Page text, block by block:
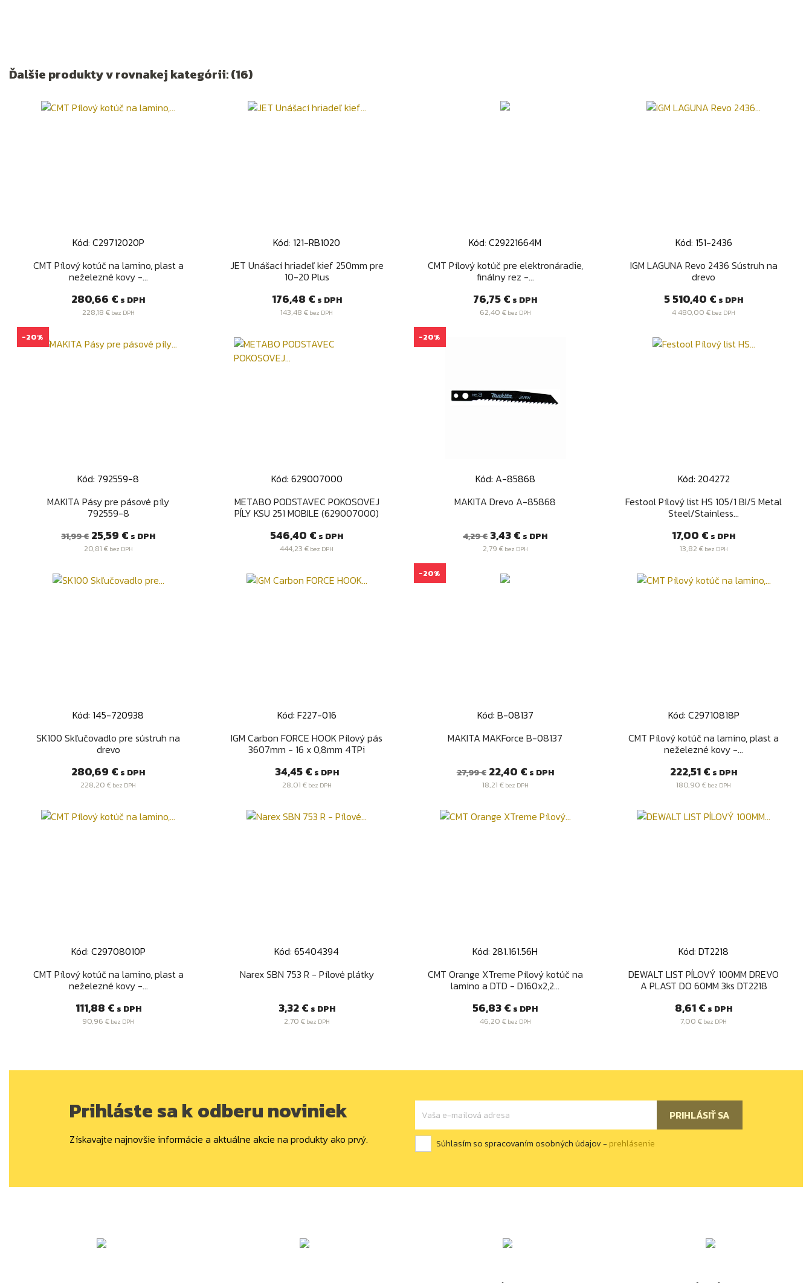
Ďalšie produkty v rovnakej kategórii: (16)
Kód: C29712020P
CMT Pílový kotúč na lamino, plast a
neželezné kovy -...
Cena
280,66 € s DPH
228,18 €bez DPH
Rýchly náhľad
Kód: 121-RB1020
JET Unášací hriadeľ kief 250mm pre
10-20 Plus
Cena
176,48 € s DPH
143,48 € bez DPH
Rýchly náhľad
Kód: C29221664M
CMT Pílový kotúč pre elektronáradie,
finálny rez -...
Cena
76,75 € s DPH
62,40 €bez DPH
Rýchly náhľad
Kód: 151-2436
IGM LAGUNA Revo 2436 Sústruh na
drevo
Cena
5 510,40 € s DPH
4 480,00 € bez DPH
Rýchly náhľad
Kód: 792559-8
MAKITA Pásy pre pásové píly
792559-8
Bežná
cena
31,99 € Cena
25,59 € s DPH
20,81 €bez DPH
-20%
Rýchly náhľad
Kód: 629007000
METABO PODSTAVEC POKOSOVEJ
PÍLY KSU 251 MOBILE (629007000)
Cena
546,40 € s DPH
444,23 € bez DPH
Rýchly náhľad
Kód: A-85868
MAKITA Drevo A-85868
Bežná
cena
4,29 € Cena
3,43 € s DPH
2,79 €bez DPH
-20%
Rýchly náhľad
Kód: 204272
Festool Pílový list HS 105/1 BI/5 Metal
Steel/Stainless...
Cena
17,00 € s DPH
13,82 €bez DPH
Rýchly náhľad
Kód: 145-720938
SK100 Skľučovadlo pre sústruh na
drevo
Cena
280,69 € s DPH
228,20 € bez DPH
Rýchly náhľad
Kód: F227-016
IGM Carbon FORCE HOOK Pílový pás
3607mm - 16 x 0,8mm 4TPi
Cena
34,45 € s DPH
28,01 €bez DPH
Rýchly náhľad
Kód: B-08137
MAKITA MAKForce B-08137
Bežná
27,99 € Cena
22,40 € s DPH
18,21 €bez DPH
-20%
 Rýchly náhľad
Kód: C29710818P
CMT Pílový kotúč na lamino, plast a
neželezné kovy -...
Cena
222,51 € s DPH
180,90 € bez DPH
Rýchly náhľad
Kód: C29708010P
CMT Pílový kotúč na lamino, plast a
neželezné kovy -...
Cena
111,88 € s DPH
90,96 € bez DPH
Rýchly náhľad
Kód: 65404394
Narex SBN 753 R - Pílové plátky
Cena
3,32 € s DPH
2,70 €bez DPH
Rýchly náhľad
Kód: 281.161.56H
CMT Orange XTreme Pílový kotúč na
lamino a DTD - D160x2,2...
Cena
56,83 € s DPH
46,20 €bez DPH
 Rýchly náhľad
Kód: DT2218
DEWALT LIST PÍLOVÝ 100MM DREVO
A PLAST DO 60MM 3ks DT2218
Cena
8,61 € s DPH
7,00 € bez DPH
Rýchly náhľad
Prihláste sa k odberu noviniek
Získavajte najnovšie informácie a aktuálne akcie na produkty ako prvý. Súhlasím so spracovaním osobných údajov - prehlásenie